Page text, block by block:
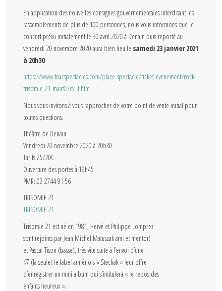
En application des nouvelles consignes gouvernementales interdisant les
rassemblements de plus de 100 personnes, nous vous informons que le
concert prévu initialement le 30 avril 2020 à Denain puis reporté au
vendredi 20 novembre 2020 aura bien lieu le samedi 23 janvier 2021
à 20h30
https://www.fnacspectacles.com/place-spectacle/ticket-evenement/rock-
trisomie-21-manf07cv-lt.htm
Nous vous invitons à vous rapprocher de votre point de vente initial pour
toutes questions.
Théâtre de Denain
Vendredi 20 novembre 2020 à 20h30
Tarifs:25/20€
Ouverture des portes à 19h45
PMR: 03 2744 91 56
TRISOMIE 21
TRISOMIE 21
Trisomie 21 est né en 1981, Hervé et Philippe Lomprez
sont rejoints par Jean Michel Matuszak ami et mentor)
et Pascal Tison (basse), très vite suite à l’envoi d’une
K7 (la seule) le label amiénois « Stechak » leur offre
d’enregistrer un mini album qui s’intitulera « le repos des
enfants heureux ».